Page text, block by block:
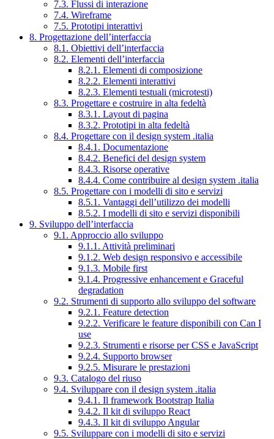
7.3. Flussi di interazione
7.4. Wireframe
7.5. Prototipi interattivi
8. Progettazione dell’interfaccia
8.1. Obiettivi dell’interfaccia
8.2. Elementi dell’interfaccia
8.2.1. Elementi di composizione
8.2.2. Elementi interattivi
8.2.3. Elementi testuali (microtesti)
8.3. Progettare e costruire in alta fedeltà
8.3.1. Layout di pagina
8.3.2. Prototipi in alta fedeltà
8.4. Progettare con il design system .italia
8.4.1. Documentazione
8.4.2. Benefici del design system
8.4.3. Risorse operative
8.4.4. Come contribuire al design system .italia
8.5. Progettare con i modelli di sito e servizi
8.5.1. Vantaggi dell’utilizzo dei modelli
8.5.2. I modelli di sito e servizi disponibili
9. Sviluppo dell’interfaccia
9.1. Approccio allo sviluppo
9.1.1. Attività preliminari
9.1.2. Web design responsivo e accessibile
9.1.3. Mobile first
9.1.4. Progressive enhancement e Graceful
degradation
9.2. Strumenti di supporto allo sviluppo del software
9.2.1. Feature detection
9.2.2. Verificare le feature disponibili con Can I
use
9.2.3. Strumenti e risorse per CSS e JavaScript
9.2.4. Supporto browser
9.2.5. Misurare le prestazioni
9.3. Catalogo del riuso
9.4. Sviluppare con il design system .italia
9.4.1. Il framework Bootstrap Italia
9.4.2. Il kit di sviluppo React
9.4.3. Il kit di sviluppo Angular
9.5. Sviluppare con i modelli di sito e servizi